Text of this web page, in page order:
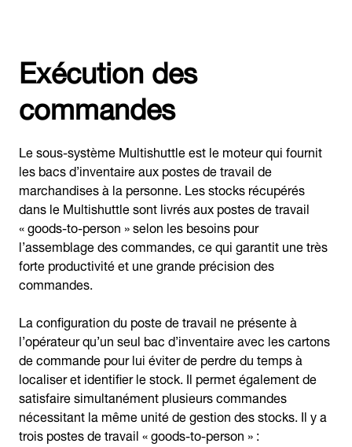
Exécution des
commandes
Le sous-système Multishuttle est le moteur qui fournit
les bacs d’inventaire aux postes de travail de
marchandises à la personne. Les stocks récupérés
dans le Multishuttle sont livrés aux postes de travail
« goods-to-person » selon les besoins pour
l’assemblage des commandes, ce qui garantit une très
forte productivité et une grande précision des
commandes.
La configuration du poste de travail ne présente à
l’opérateur qu’un seul bac d’inventaire avec les cartons
de commande pour lui éviter de perdre du temps à
localiser et identifier le stock. Il permet également de
satisfaire simultanément plusieurs commandes
nécessitant la même unité de gestion des stocks. Il y a
trois postes de travail « goods-to-person » :